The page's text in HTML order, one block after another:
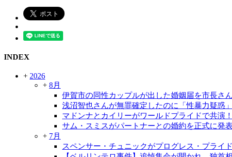
INDEX
+ 2026
+ 8月
伊賀市の同性カップルが出した婚姻届を市長さ
浅沼智也さんが無罪確定したのに「性暴力疑惑
マドンナとカイリーがワールドプライドで共演！
サム・スミスがパートナーとの婚約を正式に発表
+ 7月
スペンサー・チュニックがプログレス・プライ